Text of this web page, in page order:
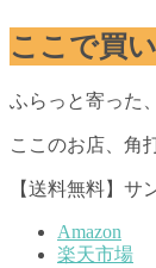
ここで買
ふらっと寄った
ここのお店、角
【送料無料】
Amazon
楽天市場